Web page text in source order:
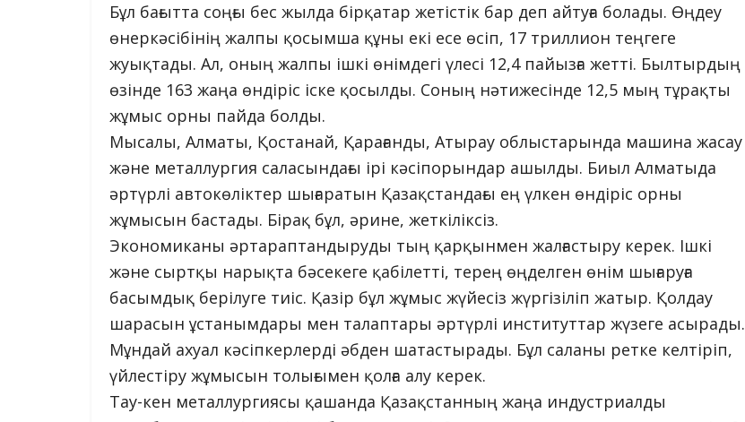
Бұл бағытта соңғы бес жылда бірқатар жетістік бар деп айтуға болады. Өңдеу
өнеркәсібінің жалпы қосымша құны екі есе өсіп, 17 триллион теңгеге
жуықтады. Ал, оның жалпы ішкі өнімдегі үлесі 12,4 пайызға жетті. Былтырдың
өзінде 163 жаңа өндіріс іске қосылды. Соның нәтижесінде 12,5 мың тұрақты
жұмыс орны пайда болды.
Мысалы, Алматы, Қостанай, Қарағанды, Атырау облыстарында машина жасау
және металлургия саласындағы ірі кәсіпорындар ашылды. Биыл Алматыда
әртүрлі автокөліктер шығаратын Қазақстандағы ең үлкен өндіріс орны
жұмысын бастады. Бірақ бұл, әрине, жеткіліксіз.
Экономиканы әртараптандыруды тың қарқынмен жалғастыру керек. Ішкі
және сыртқы нарықта бәсекеге қабілетті, терең өңделген өнім шығаруға
басымдық берілуге тиіс. Қазір бұл жұмыс жүйесіз жүргізіліп жатыр. Қолдау
шарасын ұстанымдары мен талаптары әртүрлі институттар жүзеге асырады.
Мұндай ахуал кәсіпкерлерді әбден шатастырады. Бұл саланы ретке келтіріп,
үйлестіру жұмысын толығымен қолға алу керек.
Тау-кен металлургиясы қашанда Қазақстанның жаңа индустриалды